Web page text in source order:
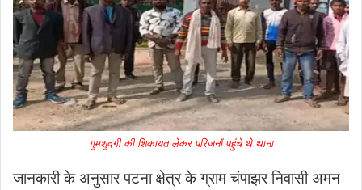
गुमशुदगी की शिकायत लेकर परिजनों पहुंचे थे थाना
जानकारी के अनुसार पटना क्षेत्र के ग्राम चंपाझर निवासी अमन